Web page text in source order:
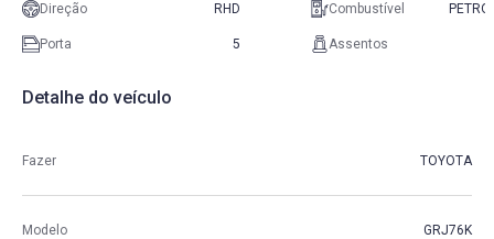
Direção RHD Combustível
Porta 5 Assentos
Detalhe do veículo
Fazer TOYOTA
Modelo GRJ76K